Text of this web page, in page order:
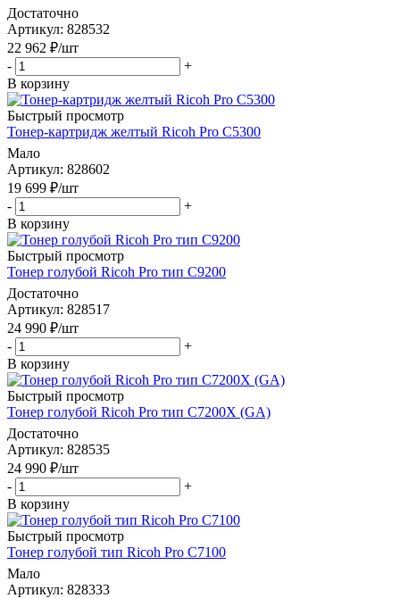
Достаточно
Артикул: 828532
22 962 ₽/шт
-
+
В корзину
Быстрый просмотр
Тонер-картридж желтый Ricoh Pro C5300
Мало
Артикул: 828602
19 699 ₽/шт
-
+
В корзину
Быстрый просмотр
Тонер голубой Ricoh Pro тип С9200
Достаточно
Артикул: 828517
24 990 ₽/шт
-
+
В корзину
Быстрый просмотр
Тонер голубой Ricoh Pro тип С7200Х (GA)
Достаточно
Артикул: 828535
24 990 ₽/шт
-
+
В корзину
Быстрый просмотр
Тонер голубой тип Ricoh Pro С7100
Мало
Артикул: 828333